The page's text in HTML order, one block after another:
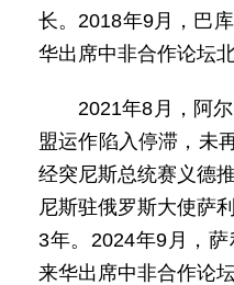
长。2018年9月，巴
华出席中非合作论坛北
2021年8月，阿
盟运作陷入停滞，未
经突尼斯总统赛义德
尼斯驻俄罗斯大使萨
3年。2024年9月，
来华出席中非合作论